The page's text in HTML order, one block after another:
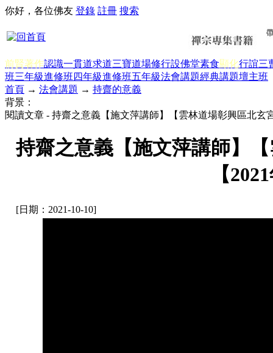
你好，各位佛友 登錄 註冊 搜索
前賢著作認識一貫道求道三寶道場修行設佛堂素食顯化行誼三
班三年級進修班四年級進修班五年級法會講題經典講題壇主班
首頁 → 法會講題 → 持齋的意義
背景：
閱讀文章 - 持齋之意義【施文萍講師】【雲林道場彰興區北玄
持齋之意義【施文萍講師】
【
[日期：2021-10-10]